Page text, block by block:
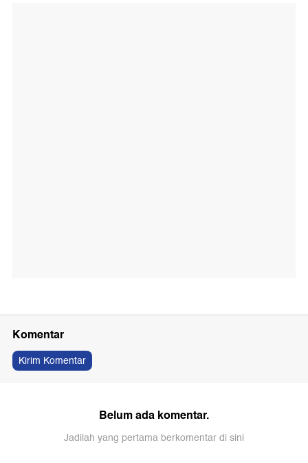
Komentar
Kirim Komentar
Belum ada komentar.
Jadilah yang pertama berkomentar di sini